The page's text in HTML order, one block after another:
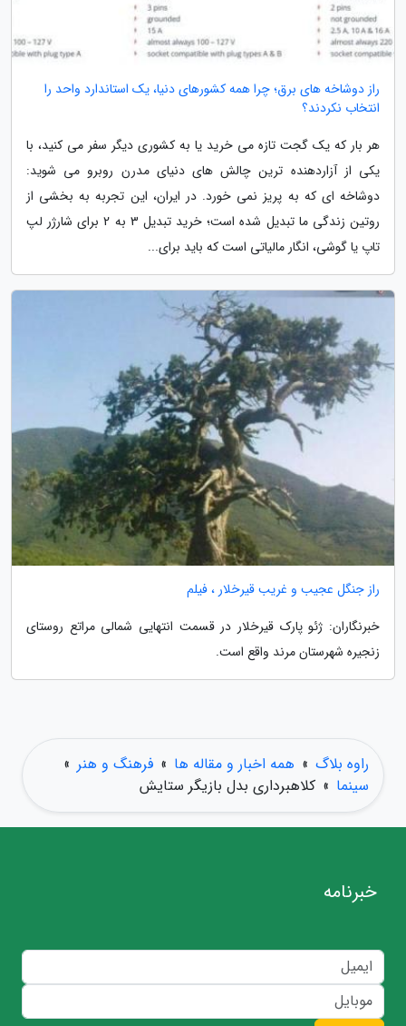
راز دوشاخه های برق؛ چرا همه کشورهای دنیا، یک استاندارد واحد را
انتخاب نکردند؟
هر بار که یک گجت تازه می خرید یا به کشوری دیگر سفر می کنید، با
یکی از آزاردهنده ترین چالش های دنیای مدرن روبرو می شوید:
دوشاخه ای که به پریز نمی خورد. در ایران، این تجربه به بخشی از
روتین زندگی ما تبدیل شده است؛ خرید تبدیل 3 به 2 برای شارژر لپ
تاپ یا گوشی، انگار مالیاتی است که باید برای...
راز جنگل عجیب و غریب قیرخلار ، فیلم
خبرنگاران: ژئو پارک قیرخلار در قسمت انتهایی شمالی مراتع روستای
زنجیره شهرستان مرند واقع است.
راوه بلاگ » همه اخبار و مقاله ها » فرهنگ و هنر »
سینما » کلاهبرداری بدل بازیگر ستایش
خبرنامه